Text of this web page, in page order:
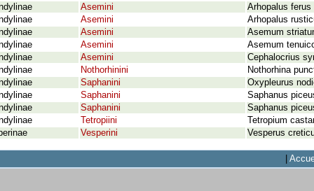
Asemini
Arhopalus
Asemini
Arhopalus
Asemini
Asemum
Asemini
Asemum
Asemini
Cephalocrius
Nothorhinini
Nothorhina
Saphanini
Oxypleurus
Saphanini
Saphanus
Saphanini
Saphanus
Tetropiini
Tetropium
Vesperini Vesperus